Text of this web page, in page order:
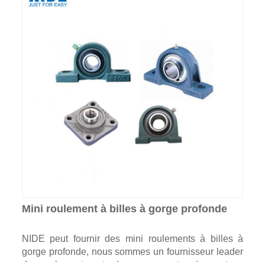
Mini roulement à billes à gorge profonde
NIDE peut fournir des mini roulements à billes à
gorge profonde, nous sommes un fournisseur leader